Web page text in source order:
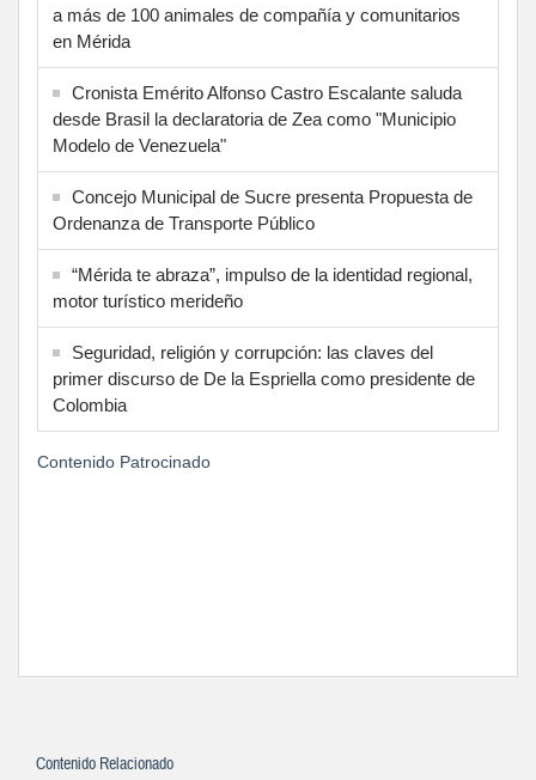
a más de 100 animales de compañía y comunitarios
en Mérida
Cronista Emérito Alfonso Castro Escalante saluda
desde Brasil la declaratoria de Zea como "Municipio
Modelo de Venezuela"
Concejo Municipal de Sucre presenta Propuesta de
Ordenanza de Transporte Público
“Mérida te abraza”, impulso de la identidad regional,
motor turístico merideño
Seguridad, religión y corrupción: las claves del
primer discurso de De la Espriella como presidente de
Colombia
Contenido Patrocinado
Contenido Relacionado